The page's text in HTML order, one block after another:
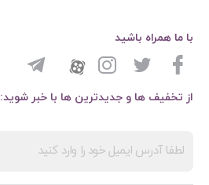
از تخفیف ها و جدیدترین ها با خبر شوید:
با ما همراه باشید